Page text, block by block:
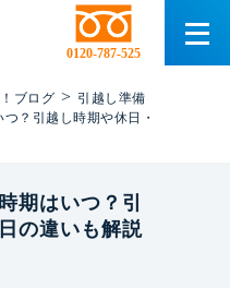
0120-787-525
ブログ > 引越し準備
？引越し時期や休日・
期はいつ？引
の違いも解説